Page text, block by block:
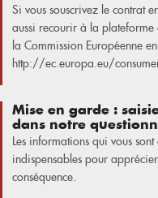
Si vous souscrivez le contrat
aussi recourir à la plateforme
la Commission Européenne
http://ec.europa.eu/
Mise en garde :
dans notre
Les informations qui vous
indispensables pour
conséquence.